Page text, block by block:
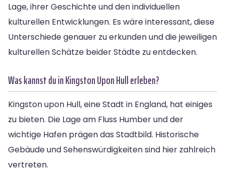
Lage, ihrer Geschichte und den individuellen
kulturellen Entwicklungen. Es wäre interessant, diese
Unterschiede genauer zu erkunden und die jeweiligen
kulturellen Schätze beider Städte zu entdecken.
Was kannst du in Kingston Upon Hull erleben?
Kingston upon Hull, eine Stadt in England, hat einiges
zu bieten. Die Lage am Fluss Humber und der
wichtige Hafen prägen das Stadtbild. Historische
Gebäude und Sehenswürdigkeiten sind hier zahlreich
vertreten.